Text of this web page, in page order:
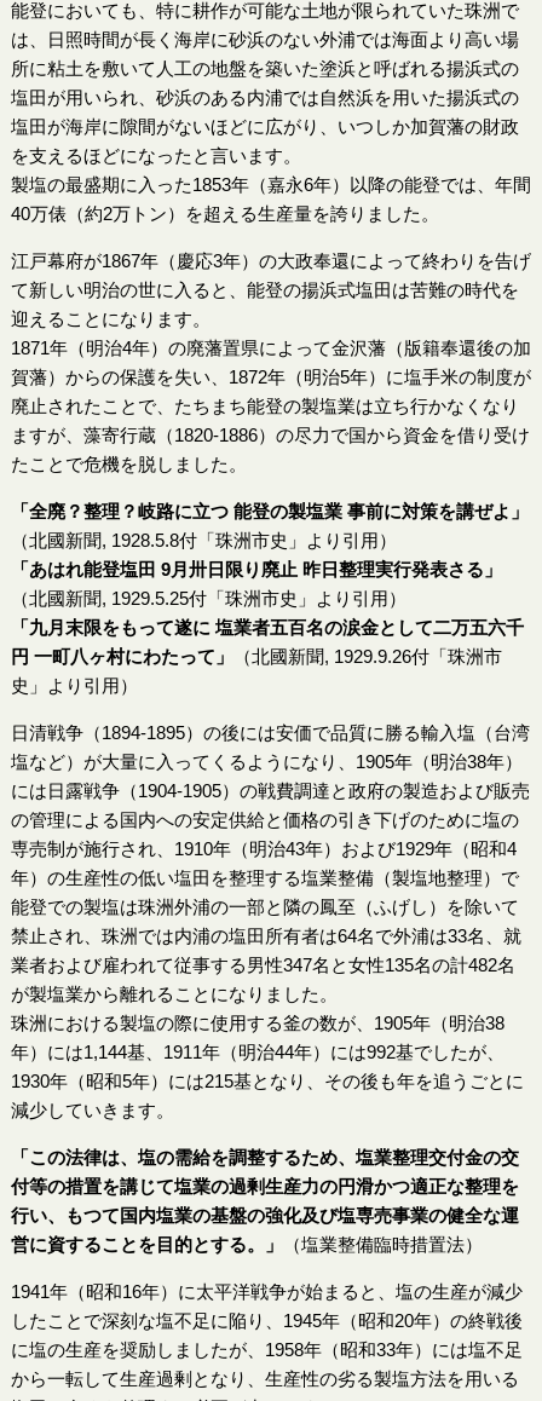
能登においても、特に耕作が可能な土地が限られていた珠洲で
は、日照時間が長く海岸に砂浜のない外浦では海面より高い場
所に粘土を敷いて人工の地盤を築いた塗浜と呼ばれる揚浜式の
塩田が用いられ、砂浜のある内浦では自然浜を用いた揚浜式の
塩田が海岸に隙間がないほどに広がり、いつしか加賀藩の財政
を支えるほどになったと言います。
製塩の最盛期に入った1853年（嘉永6年）以降の能登では、年間
40万俵（約2万トン）を超える生産量を誇りました。
江戸幕府が1867年（慶応3年）の大政奉還によって終わりを告げ
て新しい明治の世に入ると、能登の揚浜式塩田は苦難の時代を
迎えることになります。
1871年（明治4年）の廃藩置県によって金沢藩（版籍奉還後の加
賀藩）からの保護を失い、1872年（明治5年）に塩手米の制度が
廃止されたことで、たちまち能登の製塩業は立ち行かなくなり
ますが、藻寄行蔵（1820-1886）の尽力で国から資金を借り受け
たことで危機を脱しました。
「全廃？整理？岐路に立つ 能登の製塩業 事前に対策を講ぜよ」
（北國新聞, 1928.5.8付「珠洲市史」より引用）
「あはれ能登塩田 9月卅日限り廃止 昨日整理実行発表さる」
（北國新聞, 1929.5.25付「珠洲市史」より引用）
「九月末限をもって遂に 塩業者五百名の涙金として二万五六千
円 一町八ヶ村にわたって」
（北國新聞, 1929.9.26付「珠洲市
史」より引用）
日清戦争（1894-1895）の後には安価で品質に勝る輸入塩（台湾
塩など）が大量に入ってくるようになり、1905年（明治38年）
には日露戦争（1904-1905）の戦費調達と政府の製造および販売
の管理による国内への安定供給と価格の引き下げのために塩の
専売制が施行され、1910年（明治43年）および1929年（昭和4
年）の生産性の低い塩田を整理する塩業整備（製塩地整理）で
能登での製塩は珠洲外浦の一部と隣の鳳至（ふげし）を除いて
禁止され、珠洲では内浦の塩田所有者は64名で外浦は33名、就
業者および雇われて従事する男性347名と女性135名の計482名
が製塩業から離れることになりました。
珠洲における製塩の際に使用する釜の数が、1905年（明治38
年）には1,144基、1911年（明治44年）には992基でしたが、
1930年（昭和5年）には215基となり、その後も年を追うごとに
減少していきます。
「この法律は、塩の需給を調整するため、塩業整理交付金の交
付等の措置を講じて塩業の過剰生産力の円滑かつ適正な整理を
行い、もつて国内塩業の基盤の強化及び塩専売事業の健全な運
営に資することを目的とする。」
（塩業整備臨時措置法）
1941年（昭和16年）に太平洋戦争が始まると、塩の生産が減少
したことで深刻な塩不足に陥り、1945年（昭和20年）の終戦後
に塩の生産を奨励しましたが、1958年（昭和33年）には塩不足
から一転して生産過剰となり、生産性の劣る製塩方法を用いる